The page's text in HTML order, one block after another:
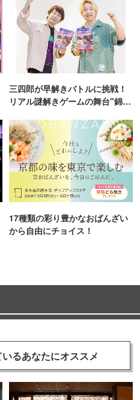
三四郎が早解きバトルに挑戦！
リアル謎解きゲームの舞台"錦糸
17種類の彩り豊かなおばんざい
から自由にチョイス！
るあなたにオススメ